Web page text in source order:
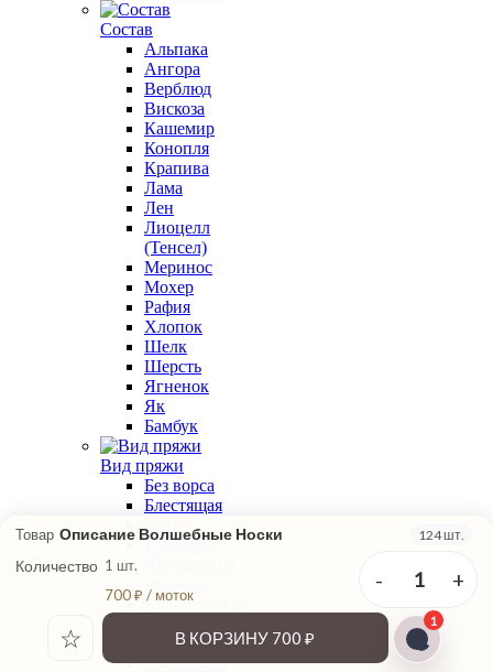
Состав
Альпака
Ангора
Верблюд
Вискоза
Кашемир
Конопля
Крапива
Лама
Лен
Лиоцелл
(Тенсел)
Меринос
Мохер
Рафия
Хлопок
Шелк
Шерсть
Ягненок
Як
Бамбук
Вид пряжи
Без ворса
Блестящая
Букле
В подмот
Классическая
Меланжевая
Мохеровая
Товар Описание Волшебные Носки 124 шт.
Количество 1 шт.
700 ₽ / моток
- 1 +
☆ В КОРЗИНУ 700 ₽
1